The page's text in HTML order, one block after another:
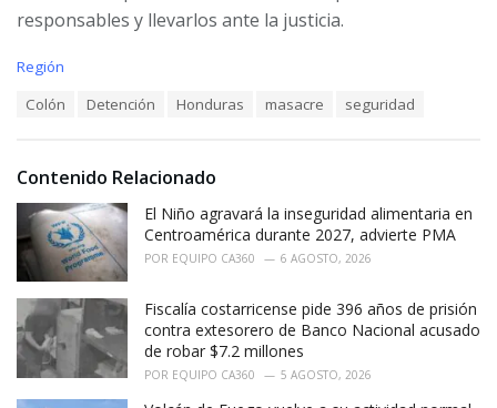
responsables y llevarlos ante la justicia.
C
r
i
s
Región
:
Colón Detención Honduras masacre seguridad
Contenido Relacionado
El Niño agravará la inseguridad alimentaria en
Centroamérica durante 2027, advierte PMA
POR EQUIPO CA360 6 AGOSTO, 2026
Fiscalía costarricense pide 396 años de prisión
contra extesorero de Banco Nacional acusado
de robar $7.2 millones
POR EQUIPO CA360 5 AGOSTO, 2026